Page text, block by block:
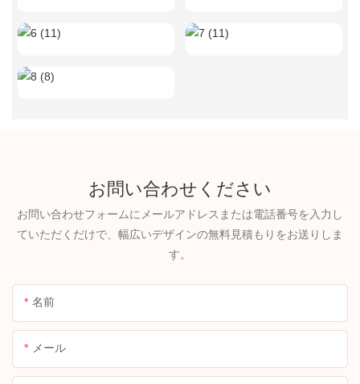
お問い合わせください
お問い合わせフォームにメールアドレスまたは電話番号を入力し
ていただくだけで、幅広いデザインの無料見積もりをお送りしま
す。
名前
メール